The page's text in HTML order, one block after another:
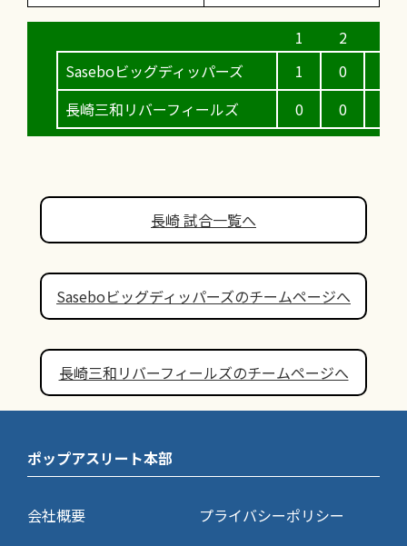
Saseboビッグディッパーズ
長崎三和リバーフィールズ
1
0
0
0
長崎 試合一覧へ
Saseboビッグディッパーズのチームページへ
長崎三和リバーフィールズのチームページへ
ポップアスリート本部
会社概要
プライバシーポリシー